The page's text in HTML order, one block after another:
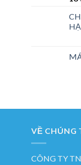
VỀ CHÚNG
CÔNG TY